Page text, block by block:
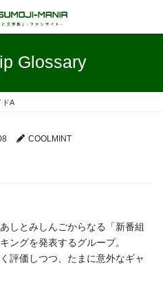
Glossary
ドA
COOLMINT
しとみしんごからなる「新番組
ングを発表するグループ。
評価しつつ、たまに意外なギャ